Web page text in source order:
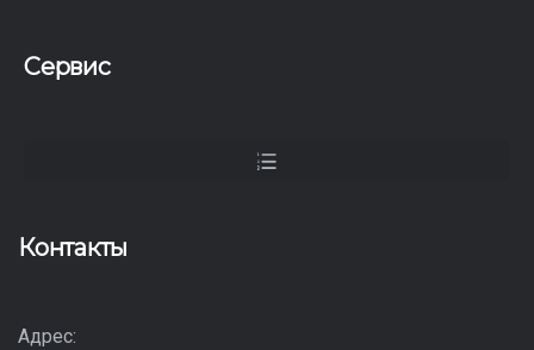
Сервис
Контакты
Адрес: